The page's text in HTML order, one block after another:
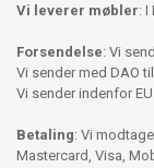
Vi leverer møbler:
Forsendelse: Vi
Vi sender med DAO
Vi sender indenfor
Betaling: Vi
Mastercard, Visa,